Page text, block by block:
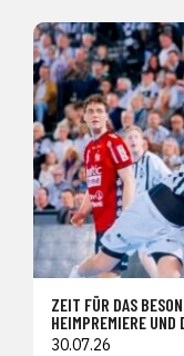
ZEIT FÜR DAS
HEIMPREMIERE UND
30.07.26